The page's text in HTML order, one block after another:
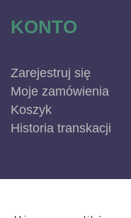
KONTO
Zarejestruj się
Moje zamówienia
Koszyk
Historia transkacji